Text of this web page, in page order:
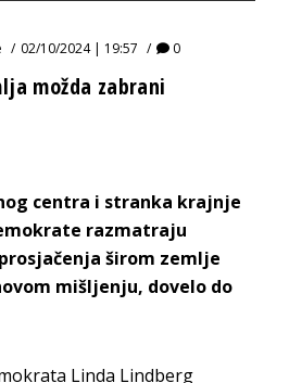
02/10/2024 | 19:57 0
možda zabrani
centra i stranka krajnje
razmatraju
širom zemlje
mišljenju, dovelo do
Linda Lindberg